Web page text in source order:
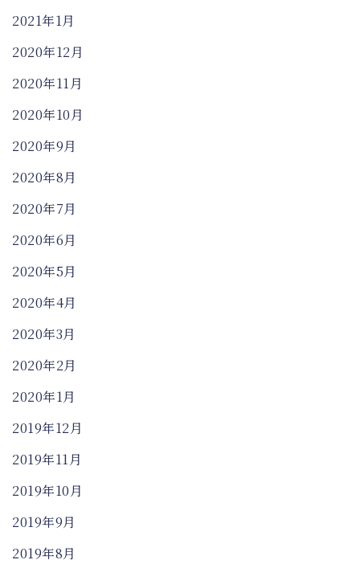
2021年1月
2020年12月
2020年11月
2020年10月
2020年9月
2020年8月
2020年7月
2020年6月
2020年5月
2020年4月
2020年3月
2020年2月
2020年1月
2019年12月
2019年11月
2019年10月
2019年9月
2019年8月